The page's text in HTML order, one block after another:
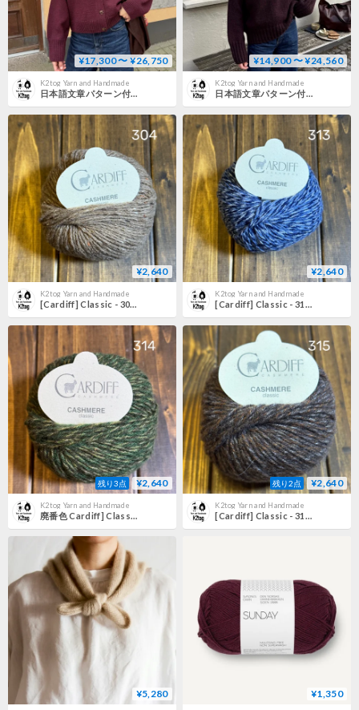
¥17,300 〜 ¥26,750
K2tog Yarn and Handmade
日本語文章パターン付キット Scarlet Cardigan
¥14,900 〜 ¥24,560
K2tog Yarn and Handmade
日本語文章パターン付キット Hannah Sweater V-neck
¥2,640
K2tog Yarn and Handmade
[Cardiff] Classic - 304 (Cruise)
¥2,640
K2tog Yarn and Handmade
[Cardiff] Classic - 313 (Lirica)
残り3点 ¥2,640
K2tog Yarn and Handmade
残り2点 ¥2,640
K2tog Yarn and Handmade
¥5,280 ¥1,350